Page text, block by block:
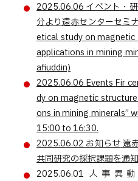
2025.06.06 イベント・
分より遠赤センターセミ
etical study on
applications in mining
afiuddin)
2025.06.06 Events Fir
dy on magnetic
ons in mining minerals”
15:00 to 16:30.
2025.06.02 お知らせ遠
共同研究の採択課題を通
2025.06.01 人事異動